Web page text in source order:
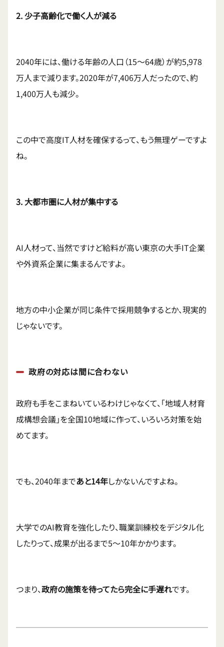
2. 少子高齢化で働く人が減る
2040年には、働ける年齢の人口（15〜64歳）が約5,978
万人まで減ります。2020年が7,406万人だったので、約
1,400万人も減少。
この中で高度IT人材を確保するって、もう無理ゲーですよ
ね。
3. 大都市圏に人材が集中する
AI人材って、当然ですけど給料が高い東京の大手IT企業
や外資系企業に集まるんですよ。
地方の中小企業が同じ条件で採用競争するとか、現実的
じゃないです。
政府の対応は間に合わない
政府も手をこまねいているわけじゃなくて、「地域人材育
成構想会議」を全国10地域に作って、いろいろ対策を始
めてます。
でも、2040年まであと14年しかないんですよね。
大学でのAI教育を強化したり、職業訓練校をデジタル化
したりって、成果が出るまで5〜10年かかります。
つまり、政府の施策を待ってたら完全に手遅れです。